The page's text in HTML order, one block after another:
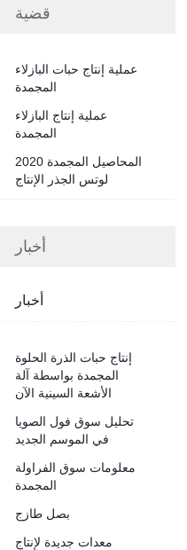
قضية
عملية إنتاج حبات البازلاء
المجمدة
عملية إنتاج البازلاء
المجمدة
2020 المحاصيل المجمدة
لوتس الجذر الإنتاج
أخبار
أخبار
إنتاج حبات الذرة الحلوة
المجمدة بواسطة آلة
الأشعة السينية الآن
تحليل سوق فول الصويا
في الموسم الجديد
معلومات سوق الفراولة
المجمدة
بصل طازج
معدات جديدة لإنتاج